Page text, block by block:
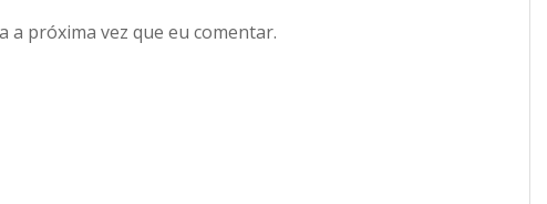
a próxima vez que eu comentar.